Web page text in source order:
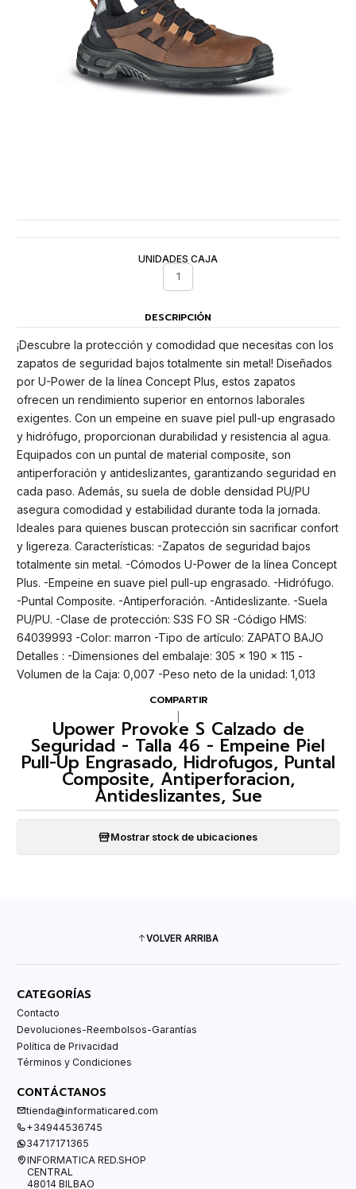
UNIDADES CAJA
1
DESCRIPCIÓN
¡Descubre la protección y comodidad que necesitas con los
zapatos de seguridad bajos totalmente sin metal! Diseñados
por U-Power de la línea Concept Plus, estos zapatos
ofrecen un rendimiento superior en entornos laborales
exigentes. Con un empeine en suave piel pull-up engrasado
y hidrófugo, proporcionan durabilidad y resistencia al agua.
Equipados con un puntal de material composite, son
antiperforación y antideslizantes, garantizando seguridad en
cada paso. Además, su suela de doble densidad PU/PU
asegura comodidad y estabilidad durante toda la jornada.
Ideales para quienes buscan protección sin sacrificar confort
y ligereza. Características: -Zapatos de seguridad bajos
totalmente sin metal. -Cómodos U-Power de la línea Concept
Plus. -Empeine en suave piel pull-up engrasado. -Hidrófugo.
-Puntal Composite. -Antiperforación. -Antideslizante. -Suela
PU/PU. -Clase de protección: S3S FO SR -Código HMS:
64039993 -Color: marron -Tipo de artículo: ZAPATO BAJO
Detalles : -Dimensiones del embalaje: 305 x 190 x 115 -
Volumen de la Caja: 0,007 -Peso neto de la unidad: 1,013
COMPARTIR
Upower Provoke S Calzado de
Seguridad - Talla 46 - Empeine Piel
Pull-Up Engrasado, Hidrofugos, Puntal
Composite, Antiperforacion,
Antideslizantes, Sue
Mostrar stock de ubicaciones
VOLVER ARRIBA
CATEGORÍAS
Contacto
Devoluciones-Reembolsos-Garantías
Política de Privacidad
Términos y Condiciones
CONTÁCTANOS
tienda@informaticared.com
+34944536745
34717171365
INFORMATICA RED.SHOP
CENTRAL
48014 BILBAO